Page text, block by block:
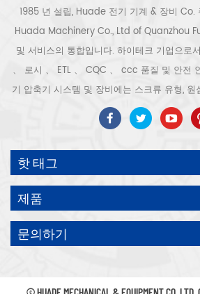
1985 년 설립, Huade 전기 기계 & 장비 Co.
Huada Machinery Co., Ltd of Quanzhou
및 서비스의 통합입니다. 하이테크 기업으로
、 로시 、 ETL 、 CQC 、 ccc 품질 및 안전
기 압축기 시스템 및 장비에는 스크류 유형, 원
스크롤 유형, 피스톤 유형, 건조기, 필터, 배수
라인 등이 포함됩니다. 보다 300 가지 유형의
우리 회사는 보다 30 년 경력 from 압력 용기,
및 장비에 대한 최고의 부품 주조 조립. 또한
모터의 자체 핵심 프로세스를 개발하고 관련
에너지 절약 및 환경 보호 기술 발전에 기여했
드 공기 압축기를 기대하십시오, ODM /
핫 태그
제품
문의하기